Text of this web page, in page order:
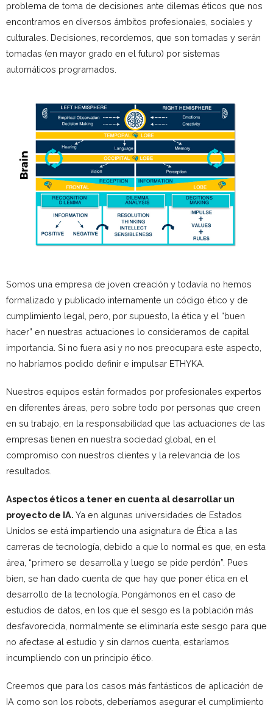
problema de toma de decisiones ante dilemas éticos que nos
encontramos en diversos ámbitos profesionales, sociales y
culturales. Decisiones, recordemos, que son tomadas y serán
tomadas (en mayor grado en el futuro) por sistemas
automáticos programados.
Somos una empresa de joven creación y todavía no hemos
formalizado y publicado internamente un código ético y de
cumplimiento legal, pero, por supuesto, la ética y el “buen
hacer” en nuestras actuaciones lo consideramos de capital
importancia. Si no fuera así y no nos preocupara este aspecto,
no habríamos podido definir e impulsar ETHYKA.
Nuestros equipos están formados por profesionales expertos
en diferentes áreas, pero sobre todo por personas que creen
en su trabajo, en la responsabilidad que las actuaciones de las
empresas tienen en nuestra sociedad global, en el
compromiso con nuestros clientes y la relevancia de los
resultados.
Aspectos éticos a tener en cuenta al desarrollar un
proyecto de IA. Ya en algunas universidades de Estados
Unidos se está impartiendo una asignatura de Ética a las
carreras de tecnología, debido a que lo normal es que, en esta
área, “primero se desarrolla y luego se pide perdón”. Pues
bien, se han dado cuenta de que hay que poner ética en el
desarrollo de la tecnología. Pongámonos en el caso de
estudios de datos, en los que el sesgo es la población más
desfavorecida, normalmente se eliminaría este sesgo para que
no afectase al estudio y sin darnos cuenta, estaríamos
incumpliendo con un principio ético.
Creemos que para los casos más fantásticos de aplicación de
IA como son los robots, deberíamos asegurar el cumplimiento